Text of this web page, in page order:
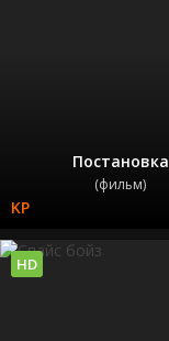
Постановка
(фильм)
HD